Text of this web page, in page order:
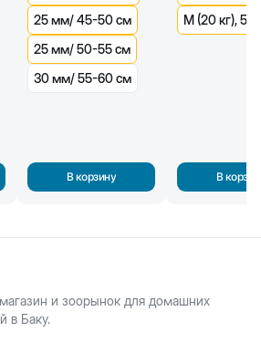
25 мм/ 45-50 см
25 мм/ 50-55 см
30 мм/ 55-60 см
В корзину
M (20 кг), 5 м
В
и зоорынок для домашних
в Баку.